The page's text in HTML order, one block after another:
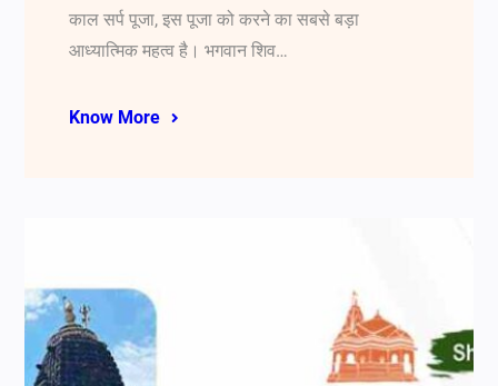
काल सर्प पूजा, इस पूजा को करने का सबसे बड़ा
आध्यात्मिक महत्व है। भगवान शिव…
Know More